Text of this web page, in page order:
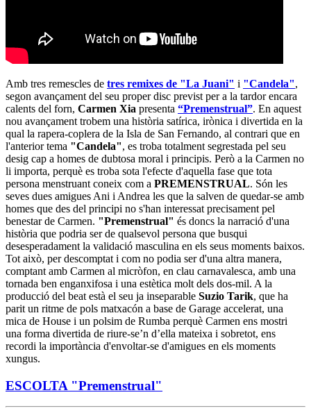
Amb tres remescles de tres remixes de "La Juani" i "Candela",
segon avançament del seu proper disc previst per a la tardor encara
calents del forn, Carmen Xia presenta “Premenstrual”. En aquest
nou avançament trobem una història satírica, irònica i divertida en la
qual la rapera-coplera de la Isla de San Fernando, al contrari que en
l'anterior tema "Candela", es troba totalment segrestada pel seu
desig cap a homes de dubtosa moral i principis. Però a la Carmen no
li importa, perquè es troba sota l'efecte d'aquella fase que tota
persona menstruant coneix com a PREMENSTRUAL. Són les
seves dues amigues Ani i Andrea les que la salven de quedar-se amb
homes que des del principi no s'han interessat precisament pel
benestar de Carmen. "Premenstrual" és doncs la narració d'una
història que podria ser de qualsevol persona que busqui
desesperadament la validació masculina en els seus moments baixos.
Tot això, per descomptat i com no podia ser d'una altra manera,
comptant amb Carmen al micròfon, en clau carnavalesca, amb una
tornada ben enganxifosa i una estètica molt dels dos-mil. A la
producció del beat està el seu ja inseparable Suzio Tarik, que ha
parit un ritme de pols matxacón a base de Garage accelerat, una
mica de House i un polsim de Rumba perquè Carmen ens mostri
una forma divertida de riure-se’n d’ella mateixa i sobretot, ens
recordi la importància d'envoltar-se d'amigues en els moments
xungus.
ESCOLTA "Premenstrual"